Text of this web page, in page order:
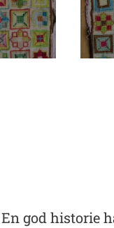
En god historie